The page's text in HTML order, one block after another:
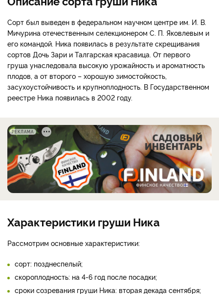
Сорт был выведен в федеральном научном центре им. И. В.
Мичурина отечественным селекционером С. П. Яковлевым и
его командой. Ника появилась в результате скрещивания
сортов Дочь Зари и Талгарская красавица. От первого
груша унаследовала высокую урожайность и ароматность
плодов, а от второго – хорошую зимостойкость,
засухоустойчивость и крупноплодность. В Государственном
реестре Ника появилась в 2002 году.
РЕКЛАМА
Характеристики груши Ника
Рассмотрим основные характеристики:
сорт: позднеспелый;
скороплодность: на 4-6 год после посадки;
сроки созревания груши Ника: вторая декада сентября;